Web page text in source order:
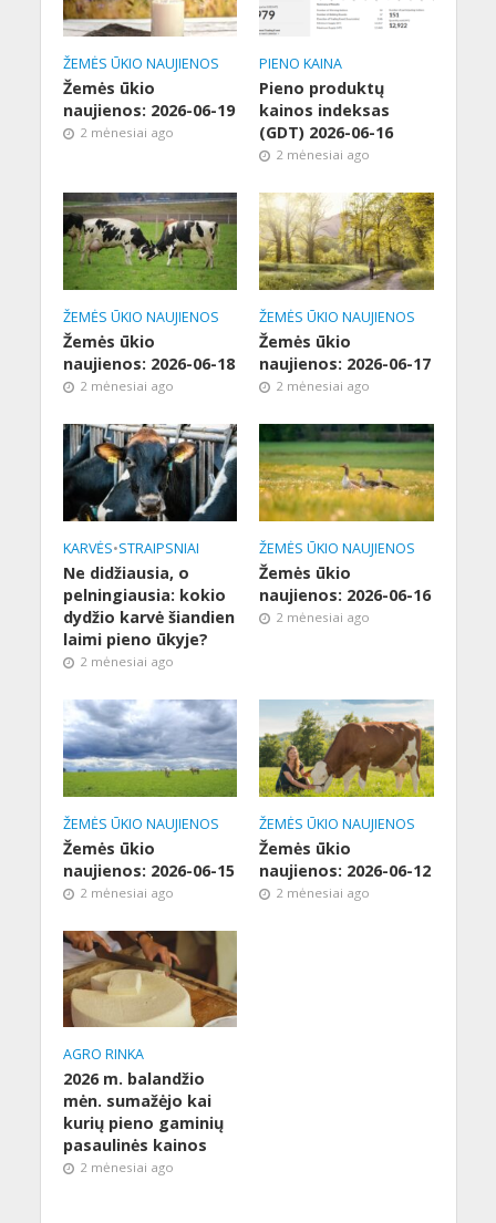
ŽEMĖS ŪKIO NAUJIENOS
Žemės ūkio
naujienos: 2026-06-19
2 mėnesiai ago
PIENO KAINA
Pieno produktų
kainos indeksas
(GDT) 2026-06-16
2 mėnesiai ago
ŽEMĖS ŪKIO NAUJIENOS
Žemės ūkio
naujienos: 2026-06-18
2 mėnesiai ago
ŽEMĖS ŪKIO NAUJIENOS
Žemės ūkio
naujienos: 2026-06-17
2 mėnesiai ago
KARVĖS•STRAIPSNIAI
Ne didžiausia, o
pelningiausia: kokio
dydžio karvė šiandien
laimi pieno ūkyje?
2 mėnesiai ago
ŽEMĖS ŪKIO NAUJIENOS
Žemės ūkio
naujienos: 2026-06-16
2 mėnesiai ago
ŽEMĖS ŪKIO NAUJIENOS
Žemės ūkio
naujienos: 2026-06-15
2 mėnesiai ago
ŽEMĖS ŪKIO NAUJIENOS
Žemės ūkio
naujienos: 2026-06-12
2 mėnesiai ago
AGRO RINKA
2026 m. balandžio
mėn. sumažėjo kai
kurių pieno gaminių
pasaulinės kainos
2 mėnesiai ago